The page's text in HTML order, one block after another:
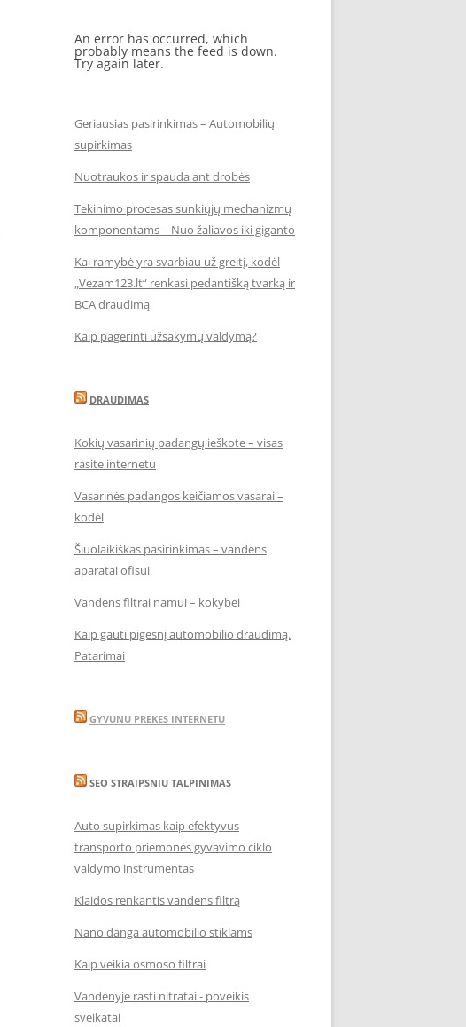
An error has occurred, which
probably means the feed is down.
Try again later.
Geriausias pasirinkimas – Automobilių
supirkimas
Nuotraukos ir spauda ant drobės
Tekinimo procesas sunkiųjų mechanizmų
komponentams – Nuo žaliavos iki giganto
Kai ramybė yra svarbiau už greitį, kodėl
„Vezam123.lt“ renkasi pedantišką tvarką ir
BCA draudimą
Kaip pagerinti užsakymų valdymą?
DRAUDIMAS
Kokių vasarinių padangų ieškote – visas
rasite internetu
Vasarinės padangos keičiamos vasarai –
kodėl
Šiuolaikiškas pasirinkimas – vandens
aparatai ofisui
Vandens filtrai namui – kokybei
Kaip gauti pigesnį automobilio draudimą.
Patarimai
GYVUNU PREKES INTERNETU
SEO STRAIPSNIU TALPINIMAS
Auto supirkimas kaip efektyvus
transporto priemonės gyvavimo ciklo
valdymo instrumentas
Klaidos renkantis vandens filtrą
Nano danga automobilio stiklams
Kaip veikia osmoso filtrai
Vandenyje rasti nitratai - poveikis
sveikatai